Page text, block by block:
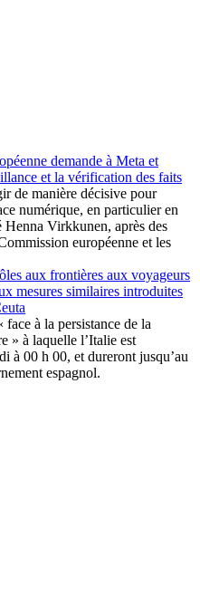
demande à Meta et
et la vérification des faits
de manière décisive pour
numérique, en particulier en
Henna Virkkunen, après des
européenne et les
aux frontières aux voyageurs
mesures similaires introduites
à la persistance de la
» à laquelle l’Italie est
à 00 h 00, et dureront jusqu’au
espagnol.